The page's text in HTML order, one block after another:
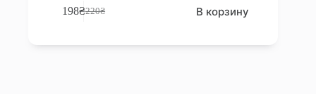
220₴
Первоначальная
198₴Текущая
В корзину